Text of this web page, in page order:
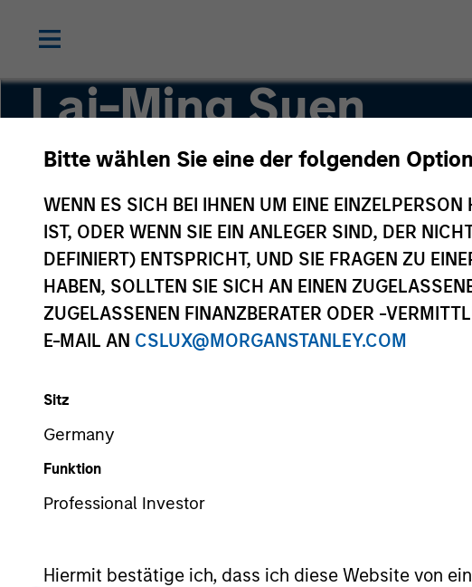
Bitte wählen Sie eine der folgenden
WENN ES SICH BEI IHNEN UM EINE
IST, ODER WENN SIE EIN ANLEGER SIND, DER
DEFINIERT) ENTSPRICHT, UND SIE FRAGEN ZU
HABEN, SOLLTEN SIE SICH AN EINEN
ZUGELASSENEN FINANZBERATER ODER -
E-MAIL AN CSLUX@MORGANSTANLEY.COM
Sitz
Germany
Funktion
Professional Investor
Hiermit bestätige ich, dass ich diese Website von
Lai-Ming Suen
Executive Director
YEARS OF INDUSTRY EXPERIENCE
36 Years